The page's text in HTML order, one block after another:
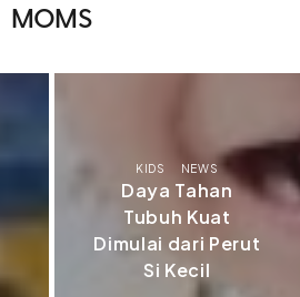
MOMS
KIDS NEWS
Daya Tahan
Tubuh Kuat
Dimulai dari Perut
Si Kecil